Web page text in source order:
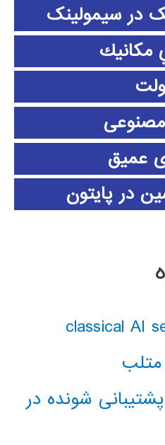
در سیمولینک
مكانيك
عمیق
در پایتون
متلب
شونده در